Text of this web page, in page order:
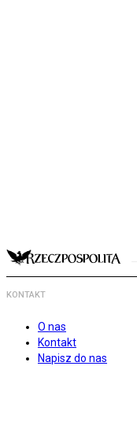
KONTAKT
O nas
Kontakt
Napisz do nas